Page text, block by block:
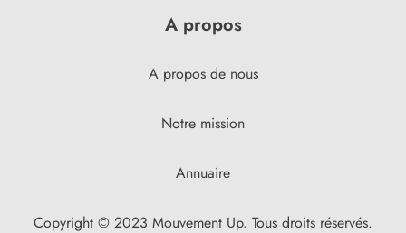
A propos
A propos de nous
Notre mission
Annuaire
Copyright © 2023 Mouvement Up. Tous droits réservés.